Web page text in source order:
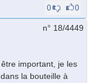
0 0
n° 18/4449
important, je les
la bouteille à